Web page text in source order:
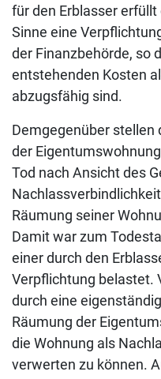
für den Erblasser
Sinne eine
der Finanzbehörde, so
entstehenden Kosten
abzugsfähig sind.
Demgegenüber stellen
der
Tod nach Ansicht des
Räumung seiner
Damit war zum
einer durch den
Verpflichtung belastet.
durch eine
Räumung der
die Wohnung als
verwerten zu können.